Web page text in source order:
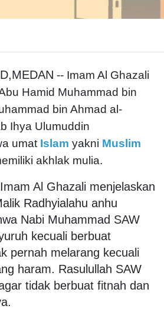
-- Imam Al Ghazali
Hamid Muhammad bin
bin Ahmad al-
Ihya Ulumuddin
umat Islam yakni Muslim
akhlak mulia.
Al Ghazali menjelaskan
Radhyialahu anhu
Nabi Muhammad SAW
kecuali berbuat
pernah melarang kecuali
haram. Rasulullah SAW
tidak berbuat fitnah dan